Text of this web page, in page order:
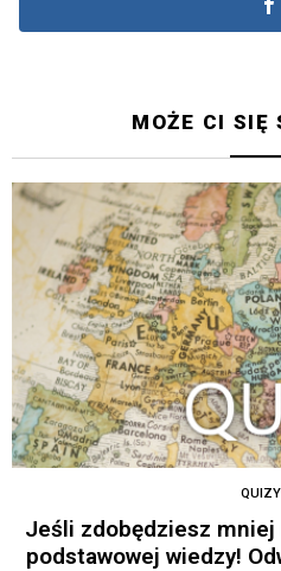
MOŻE CI SIĘ
QUIZY
Jeśli zdobędziesz mniej
podstawowej wiedzy!